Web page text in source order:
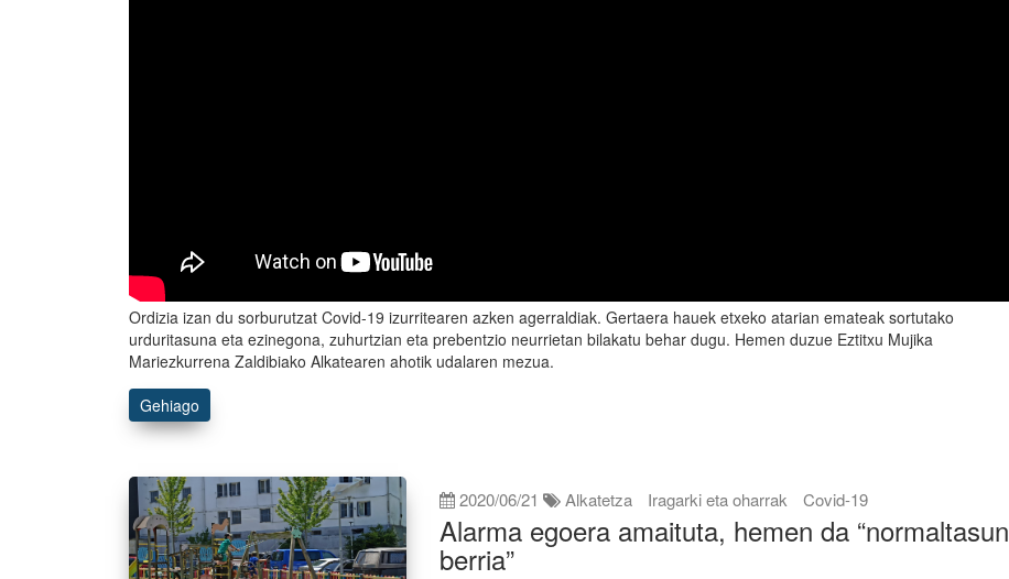
Ordizia izan du sorburutzat Covid-19 izurritearen azken agerraldiak. Gertaera hauek etxeko atarian emateak sortutako
urduritasuna eta ezinegona, zuhurtzian eta prebentzio neurrietan bilakatu behar dugu. Hemen duzue Eztitxu Mujika
Mariezkurrena Zaldibiako Alkatearen ahotik udalaren mezua.
Gehiago
2020/06/21 Alkatetza Iragarki eta oharrak Covid-19
Alarma egoera amaituta, hemen da “normaltasun
berria”